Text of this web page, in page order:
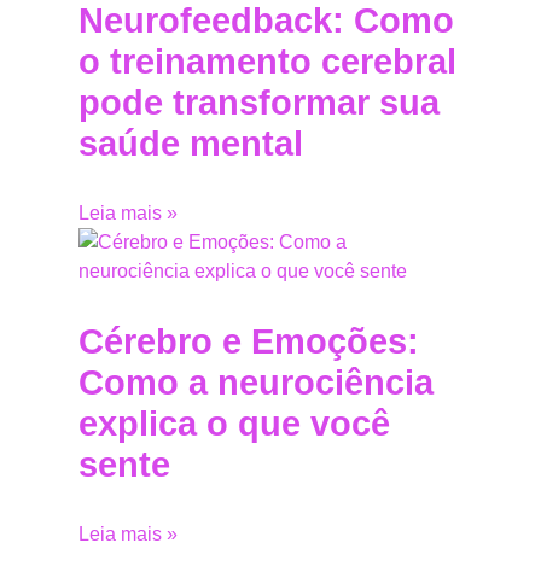
Neurofeedback: Como
o treinamento cerebral
pode transformar sua
saúde mental
Leia mais »
Cérebro e Emoções:
Como a neurociência
explica o que você
sente
Leia mais »